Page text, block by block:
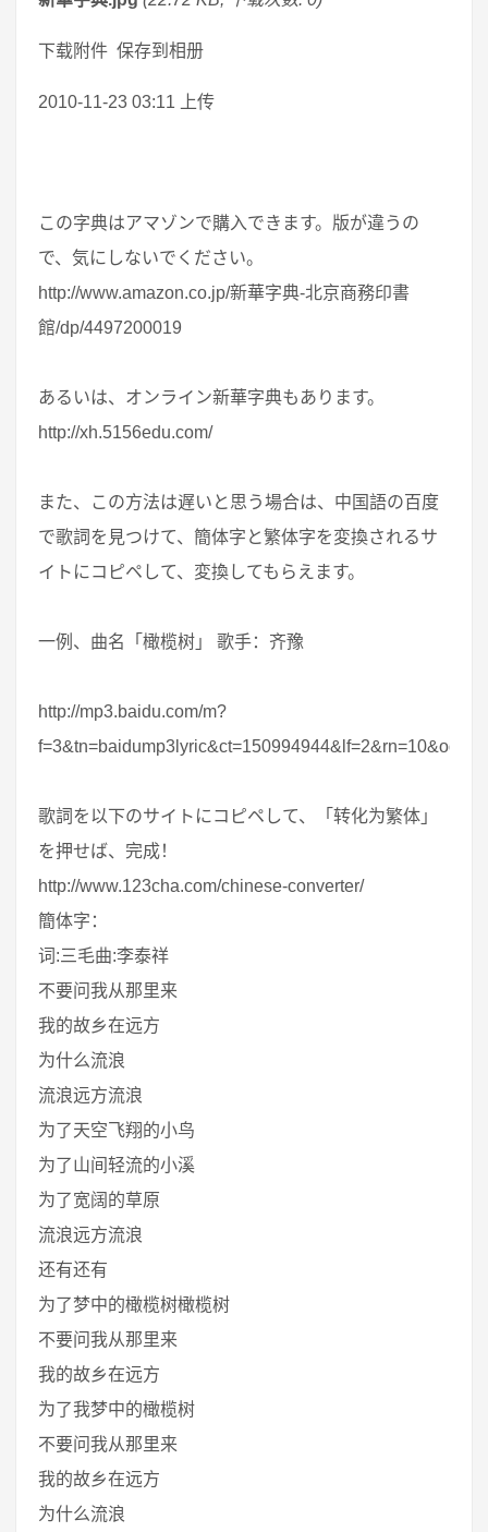
下载附件 保存到相册
2010-11-23 03:11 上传
この字典はアマゾンで購入できます。版が違うの
で、気にしないでください。
http://www.amazon.co.jp/新華字典-北京商務印書
館/dp/4497200019
あるいは、オンライン新華字典もあります。
http://xh.5156edu.com/
また、この方法は遅いと思う場合は、中国語の百度
で歌詞を見つけて、簡体字と繁体字を変換されるサ
イトにコピペして、変換してもらえます。
一例、曲名「橄榄树」 歌手：齐豫
http://mp3.baidu.com/m?
歌詞を以下のサイトにコピペして、「转化为繁体」
を押せば、完成！
http://www.123cha.com/chinese-converter/
簡体字：
词:三毛曲:李泰祥
不要问我从那里来
我的故乡在远方
为什么流浪
流浪远方流浪
为了天空飞翔的小鸟
为了山间轻流的小溪
为了宽阔的草原
流浪远方流浪
还有还有
为了梦中的橄榄树橄榄树
不要问我从那里来
我的故乡在远方
为了我梦中的橄榄树
不要问我从那里来
我的故乡在远方
为什么流浪